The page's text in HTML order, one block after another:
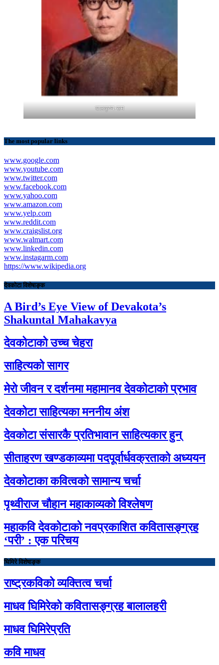
बालकृष्ण-सम
The most popular links
www.google.com
www.youtube.com
www.twitter.com
www.facebook.com
www.yahoo.com
www.amazon.com
www.yelp.com
www.reddit.com
www.craigslist.org
www.walmart.com
www.linkedin.com
www.instagarm.com
https://www.wikipedia.org
देवकोटा विशेषाङ्क
A Bird’s Eye View of Devakota’s
Shakuntal Mahakavya
देवकोटाको उच्च चेहरा
साहित्यको सागर
मेरो जीवन र दर्शनमा महामानव देवकोटाको प्रभाव
देवकोटा साहित्यका मननीय अंश
देवकोटा संसारकै प्रतिभावान साहित्यकार हुन्
सीताहरण खण्डकाव्यमा पदपूर्वार्धवक्रताको अध्ययन
देवकोटाका कवित्वको सामान्य चर्चा
पृथ्वीराज चौहान महाकाव्यको विश्लेषण
महाकवि देवकोटाको नवप्रकाशित कवितासङ्ग्रह
‘परी’ : एक परिचय
घिमिरे विशेषाङ्क
राष्ट्रकविको व्यक्तित्व चर्चा
माधव घिमिरेको कवितासङ्ग्रह बालालहरी
माधव घिमिरेप्रति
कवि माधव